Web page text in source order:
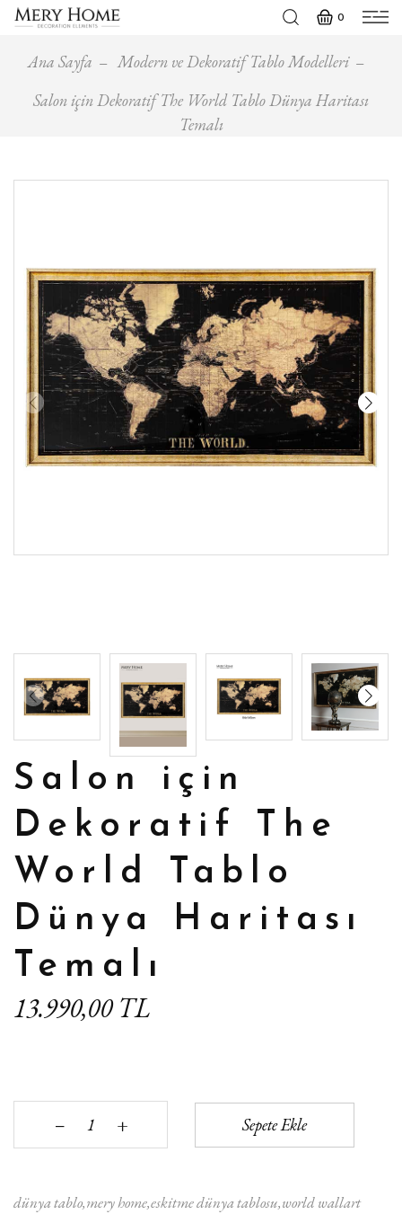
0
Ana Sayfa
Modern ve Dekoratif Tablo Modelleri
Salon için Dekoratif The World Tablo Dünya Haritası
Temalı
Salon için
Dekoratif The
World Tablo
Dünya Haritası
Temalı
13.990,00 TL
‒ + Sepete Ekle
dünya tablo mery homeeskitme dünya tablosu world wallart